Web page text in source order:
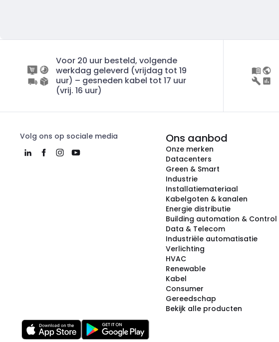
Voor 20 uur besteld, volgende
werkdag geleverd (vrijdag tot 19
uur) – gesneden kabel tot 17 uur
(vrij. 16 uur)
Volg ons op sociale media Ons aanbod
Onze merken
Datacenters
Green & Smart
Industrie
Installatiemateriaal
Kabelgoten & kanalen
Energie distributie
Building automation & Control
Data & Telecom
Industriële automatisatie
Verlichting
HVAC
Renewable
Kabel
Consumer
Gereedschap
Bekijk alle producten